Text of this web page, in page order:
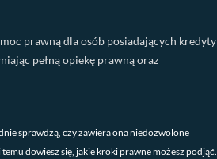
prawną dla osób posiadających kredyty
pełną opiekę prawną oraz
sprawdzą, czy zawiera ona niedozwolone
dowiesz się, jakie kroki prawne możesz podjąć.